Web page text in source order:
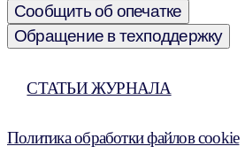
Сообщить об опечатке
Обращение в техподдержку
СТАТЬИ ЖУРНАЛА
Политика обработки файлов cookie